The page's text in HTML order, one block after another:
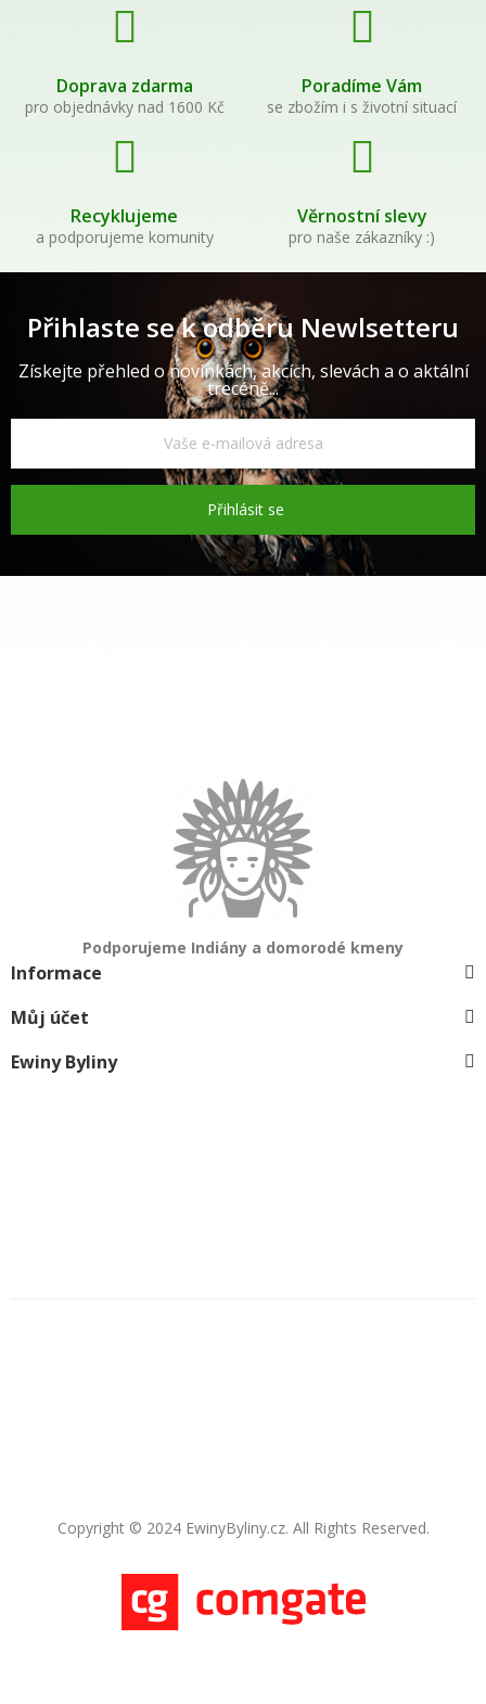
Doprava zdarma
pro objednávky nad 1600 Kč
Poradíme Vám
se zbožím i s životní situací
Recyklujeme
a podporujeme komunity
Věrnostní slevy
pro naše zákazníky :)
Přihlaste se k odběru Newlsetteru
Získejte přehled o novinkách, akcích, slevách a o aktální
trecéně...
Přihlásit se
Podporujeme Indiány a domorodé kmeny
Informace
Můj účet
Ewiny Byliny
Copyright © 2024 EwinyByliny.cz. All Rights Reserved.